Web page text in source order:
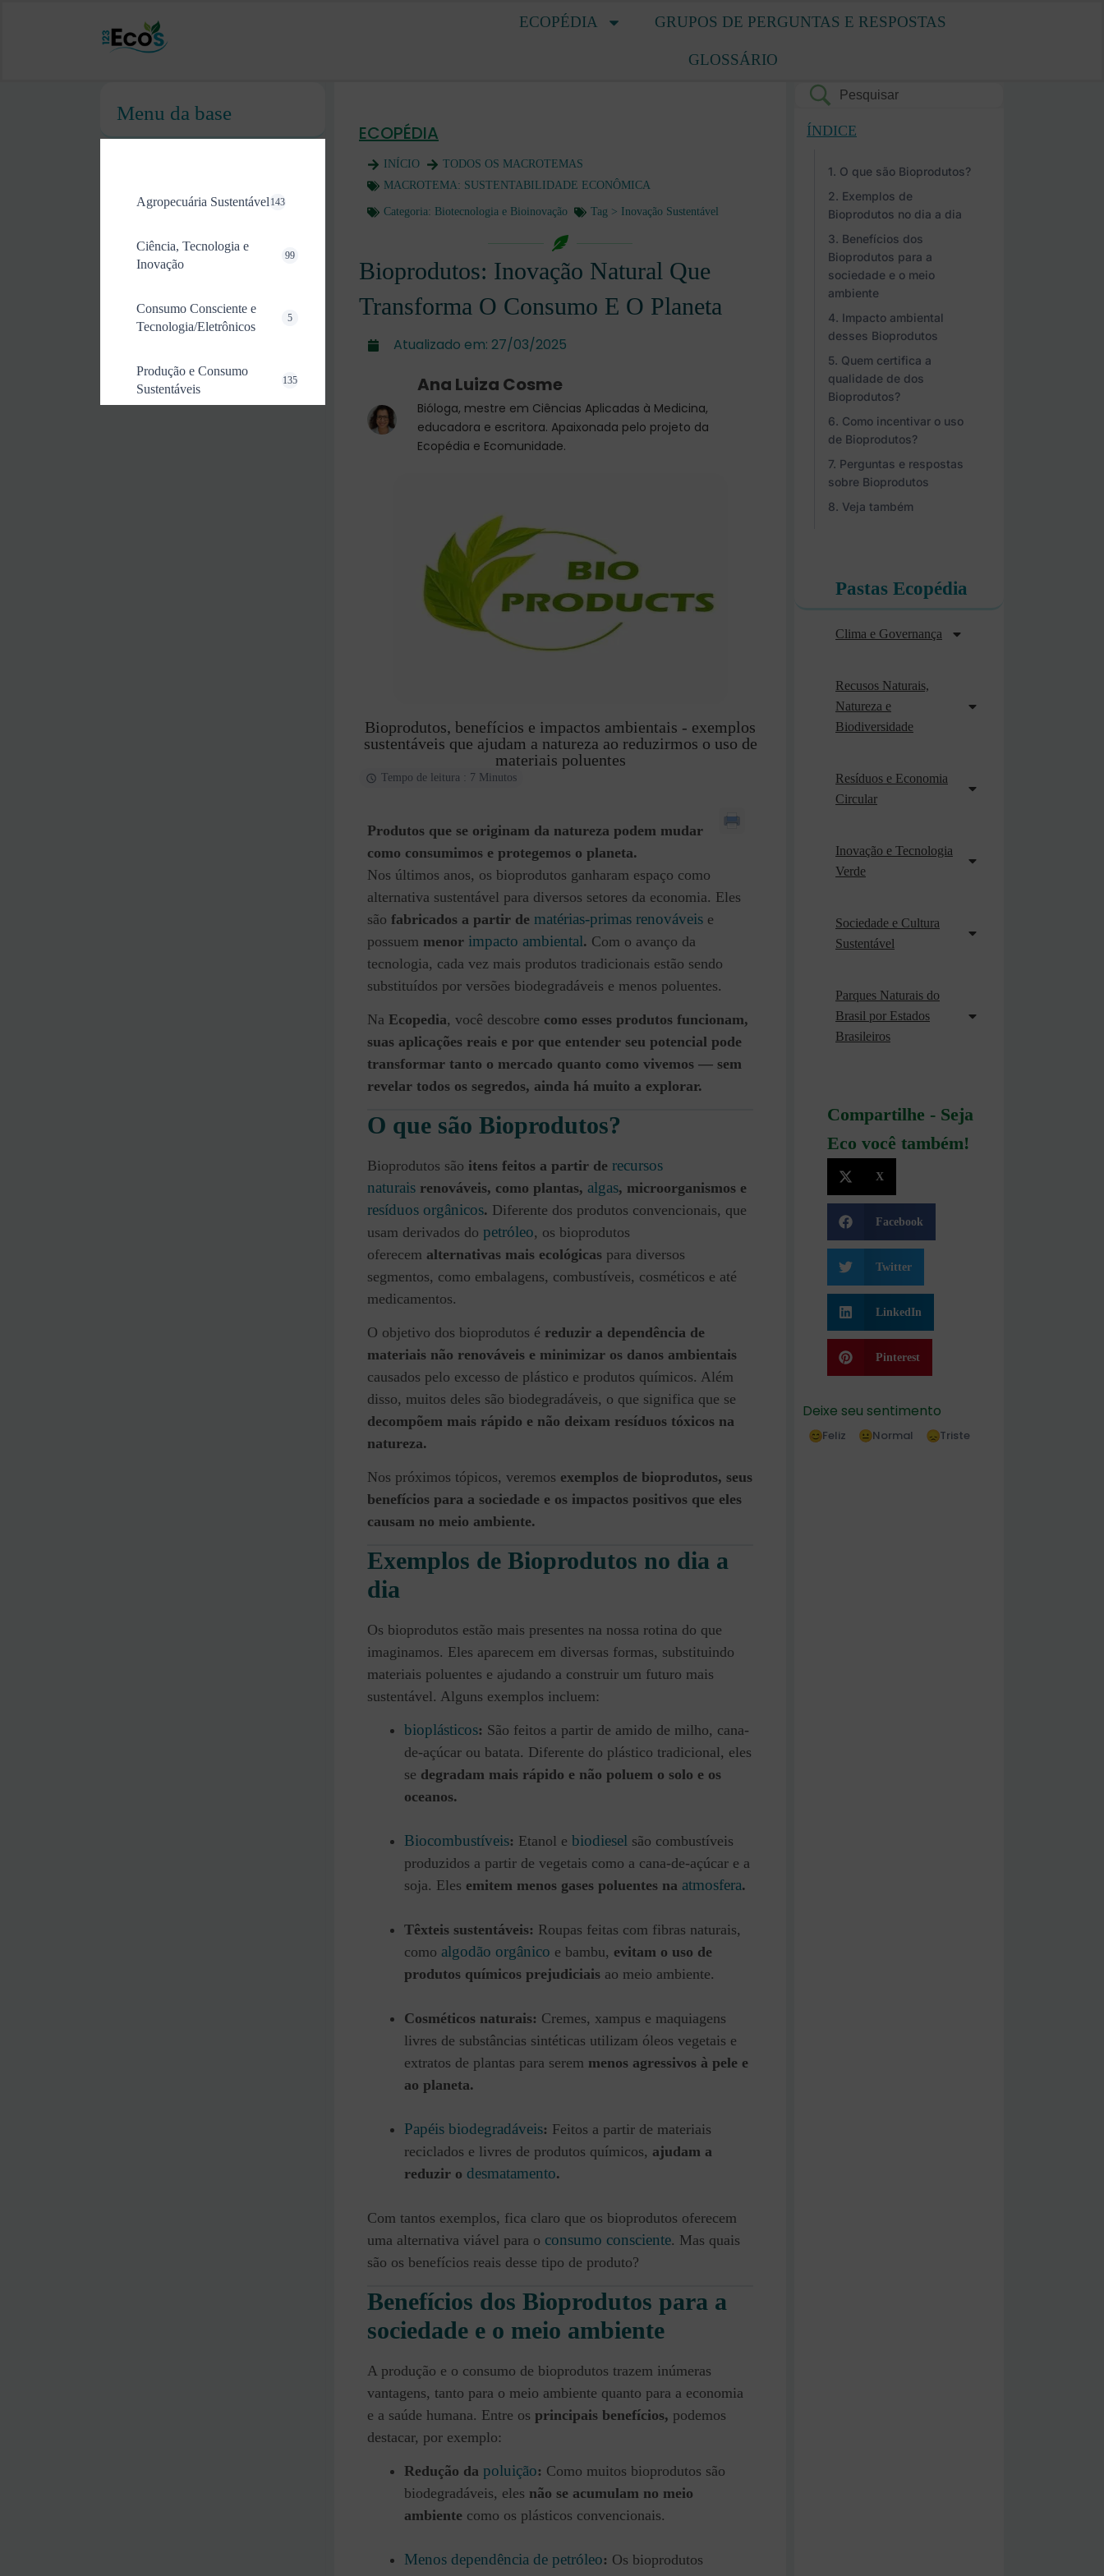
ECOPÉDIA GRUPOS DE PERGUNTAS E RESPOSTAS
GLOSSÁRIO
Menu da base
Agropecuária Sustentável 143
Ciência, Tecnologia e
Inovação
99
Consumo Consciente e
Tecnologia/Eletrônicos
5
Produção e Consumo
Sustentáveis
135
ECOPÉDIA
INÍCIO
TODOS OS MACROTEMAS
MACROTEMA: SUSTENTABILIDADE ECONÔMICA
Categoria: Biotecnologia e Bioinovação Tag > Inovação Sustentável
Bioprodutos: Inovação Natural Que
Transforma O Consumo E O Planeta
Atualizado em: 27/03/2025
Ana Luiza Cosme
Bióloga, mestre em Ciências Aplicadas à Medicina,
educadora e escritora. Apaixonada pelo projeto da
Ecopédia e Ecomunidade.
Bioprodutos, benefícios e impactos ambientais - exemplos
sustentáveis que ajudam a natureza ao reduzirmos o uso de
materiais poluentes
Tempo de leitura : 7 Minutos
Produtos que se originam da natureza podem mudar
como consumimos e protegemos o planeta.
Nos últimos anos, os bioprodutos ganharam espaço como
alternativa sustentável para diversos setores da economia. Eles
são fabricados a partir de matérias-primas renováveis e
possuem menor impacto ambiental. Com o avanço da
tecnologia, cada vez mais produtos tradicionais estão sendo
substituídos por versões biodegradáveis e menos poluentes.
Na Ecopedia, você descobre como esses produtos funcionam,
suas aplicações reais e por que entender seu potencial pode
transformar tanto o mercado quanto como vivemos — sem
revelar todos os segredos, ainda há muito a explorar.
O que são Bioprodutos?
Bioprodutos são itens feitos a partir de recursos
naturais renováveis, como plantas, algas, microorganismos e
resíduos orgânicos. Diferente dos produtos convencionais, que
usam derivados do petróleo, os bioprodutos
oferecem alternativas mais ecológicas para diversos
segmentos, como embalagens, combustíveis, cosméticos e até
medicamentos.
O objetivo dos bioprodutos é reduzir a dependência de
materiais não renováveis e minimizar os danos ambientais
causados pelo excesso de plástico e produtos químicos. Além
disso, muitos deles são biodegradáveis, o que significa que se
decompõem mais rápido e não deixam resíduos tóxicos na
natureza.
Nos próximos tópicos, veremos exemplos de bioprodutos, seus
benefícios para a sociedade e os impactos positivos que eles
causam no meio ambiente.
Exemplos de Bioprodutos no dia a
dia
Os bioprodutos estão mais presentes na nossa rotina do que
imaginamos. Eles aparecem em diversas formas, substituindo
materiais poluentes e ajudando a construir um futuro mais
sustentável. Alguns exemplos incluem:
bioplásticos: São feitos a partir de amido de milho, cana-
de-açúcar ou batata. Diferente do plástico tradicional, eles
se degradam mais rápido e não poluem o solo e os
oceanos.
Biocombustíveis: Etanol e biodiesel são combustíveis
produzidos a partir de vegetais como a cana-de-açúcar e a
soja. Eles emitem menos gases poluentes na atmosfera.
Têxteis sustentáveis: Roupas feitas com fibras naturais,
como algodão orgânico e bambu, evitam o uso de
produtos químicos prejudiciais ao meio ambiente.
Cosméticos naturais: Cremes, xampus e maquiagens
livres de substâncias sintéticas utilizam óleos vegetais e
extratos de plantas para serem menos agressivos à pele e
ao planeta.
Papéis biodegradáveis: Feitos a partir de materiais
reciclados e livres de produtos químicos, ajudam a
reduzir o desmatamento.
Com tantos exemplos, fica claro que os bioprodutos oferecem
uma alternativa viável para o consumo consciente. Mas quais
são os benefícios reais desse tipo de produto?
Benefícios dos Bioprodutos para a
sociedade e o meio ambiente
A produção e o consumo de bioprodutos trazem inúmeras
vantagens, tanto para o meio ambiente quanto para a economia
e a saúde humana. Entre os principais benefícios, podemos
destacar, por exemplo:
Redução da poluição: Como muitos bioprodutos são
biodegradáveis, eles não se acumulam no meio
ambiente como os plásticos convencionais.
Menos dependência de petróleo: Os bioprodutos
ÍNDICE
O que são Bioprodutos?
Exemplos de
Bioprodutos no dia a dia
Benefícios dos
Bioprodutos para a
sociedade e o meio
ambiente
Impacto ambiental
desses Bioprodutos
Quem certifica a
qualidade de dos
Bioprodutos?
Como incentivar o uso
de Bioprodutos?
Perguntas e respostas
sobre Bioprodutos
Veja também
Pastas Ecopédia
Clima e Governança
Recusos Naturais,
Natureza e
Biodiversidade
Resíduos e Economia
Circular
Inovação e Tecnologia
Verde
Sociedade e Cultura
Sustentável
Parques Naturais do
Brasil por Estados
Brasileiros
Compartilhe - Seja
Eco você também!
X
Facebook
Twitter
LinkedIn
Pinterest
Deixe seu sentimento
Feliz Normal Triste